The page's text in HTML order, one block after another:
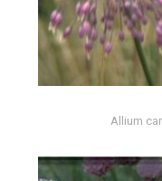
Allium